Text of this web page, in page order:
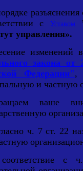
с
Уставом
управления».
изменений
закона
Федерации",
и частную
ваше
ч. 7 ст. 22
с